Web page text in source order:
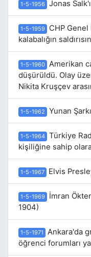
1-5-1956 Jonas
1-5-1959
CHP Genel
kalabalığın
1-5-1960 Amerikan
düşürüldü. Olay
Nikita Kruşçev
1-5-1962 Yunan
1-5-1964 Türkiye
kişiliğine sahip
1-5-1967 Elvis
1-5-1969
İmran
1904)
1-5-1971
Ankara'da
öğrenci forumları